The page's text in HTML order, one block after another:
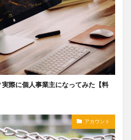
際に個人事業主になってみた【料
アカウント